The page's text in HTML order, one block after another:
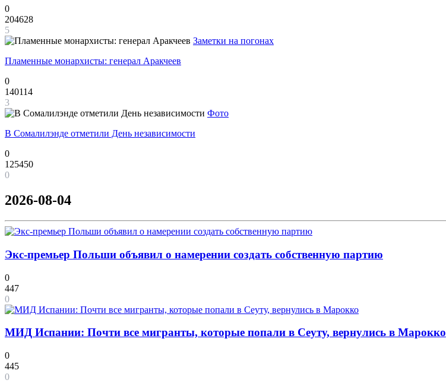
0
204628
5
Заметки на погонах
Пламенные монархисты: генерал Аракчеев
0
140114
3
Фото
В Сомалилэнде отметили День независимости
0
125450
0
2026-08-04
Экс-премьер Польши объявил о намерении создать собственную партию
0
447
0
МИД Испании: Почти все мигранты, которые попали в Сеуту, вернулись в Марокко
0
445
0